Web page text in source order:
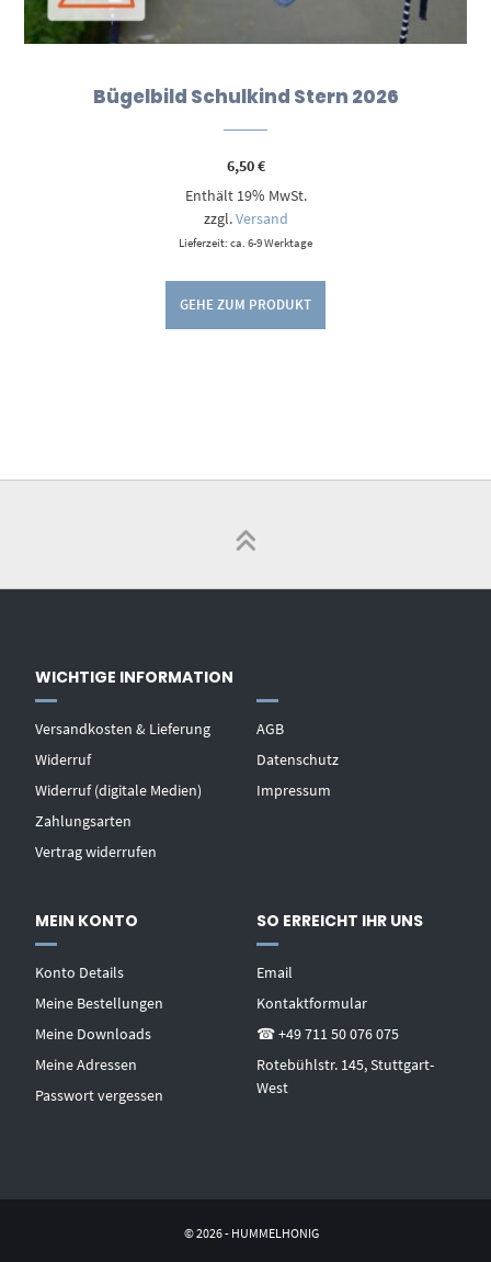
Bügelbild Schulkind Stern 2026
6,50€
Enthält 19% MwSt.
zzgl.Versand
Lieferzeit: ca. 6-9 Werktage
GEHE ZUM PRODUKT
WICHTIGE INFORMATION
Versandkosten & Lieferung
Widerruf
Widerruf (digitale Medien)
Zahlungsarten
Vertrag widerrufen
AGB
Datenschutz
Impressum
MEIN KONTO
Konto Details
Meine Bestellungen
Meine Downloads
Meine Adressen
Passwort vergessen
SO ERREICHT IHR UNS
Email
Kontaktformular
☎ +49 711 50 076 075
Rotebühlstr. 145, Stuttgart-
West
© 2026 - HUMMELHONIG